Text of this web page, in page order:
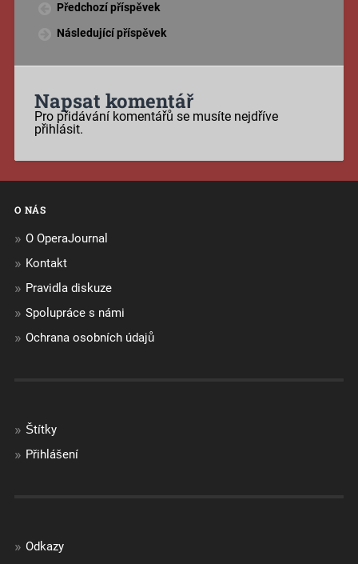
Předchozí příspěvek
Následující příspěvek
Napsat komentář
Pro přidávání komentářů se musíte nejdříve
přihlásit.
O NÁS
O OperaJournal
Kontakt
Pravidla diskuze
Spolupráce s námi
Ochrana osobních údajů
Štítky
Přihlášení
Odkazy